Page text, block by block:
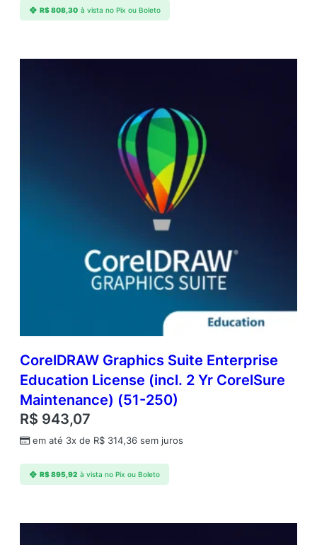
R$808,30 à vista no Pix ou Boleto
CorelDRAW Graphics Suite Enterprise
Education License (incl. 2 Yr CorelSure
Maintenance) (51-250)
R$ 943,07
em até 3x de R$ 314,36 sem juros
R$895,92 à vista no Pix ou Boleto